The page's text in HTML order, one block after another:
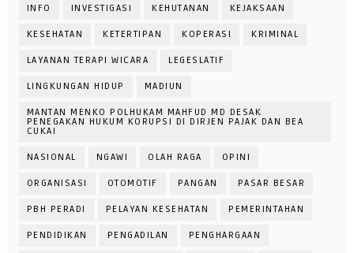
INFO INVESTIGASI KEHUTANAN KEJAKSAAN
KESEHATAN KETERTIPAN KOPERASI KRIMINAL
LAYANAN TERAPI WICARA LEGESLATIF
LINGKUNGAN HIDUP MADIUN
MANTAN MENKO POLHUKAM MAHFUD MD DESAK
PENEGAKAN HUKUM KORUPSI DI DIRJEN PAJAK DAN BEA
CUKAI
NASIONAL NGAWI OLAH RAGA OPINI
ORGANISASI OTOMOTIF PANGAN PASAR BESAR
PBH PERADI PELAYAN KESEHATAN PEMERINTAHAN
PENDIDIKAN PENGADILAN PENGHARGAAN